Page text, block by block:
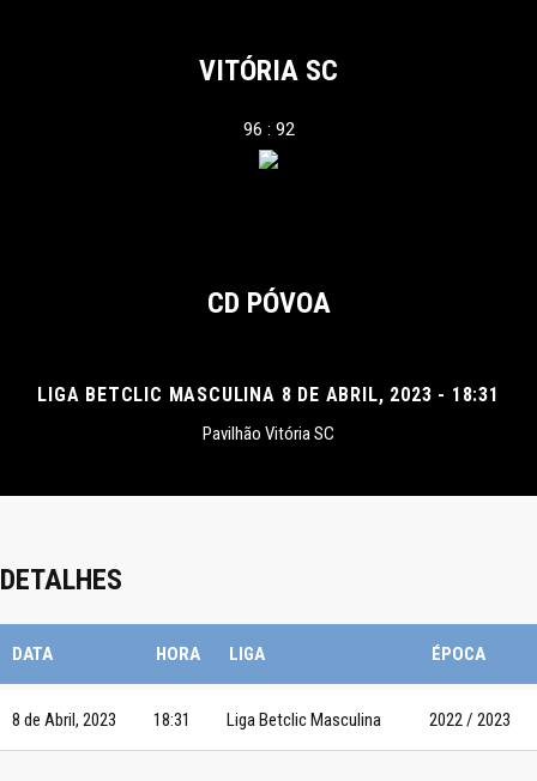
VITÓRIA SC
96 : 92
CD PÓVOA
LIGA BETCLIC MASCULINA 8 DE ABRIL, 2023 - 18:31
Pavilhão Vitória SC
DETALHES
DATA HORA LIGA ÉPOCA
8 de Abril, 2023 18:31 Liga Betclic Masculina 2022 / 2023